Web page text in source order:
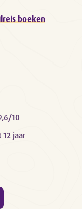
boeken
10
jaar